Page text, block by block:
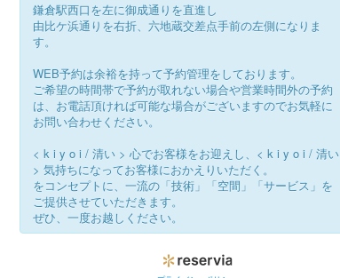
鎌倉駅西口を左に御成通りを直進し
由比ケ浜通りを右折、六地蔵交差点手前の左側になりま
す。
WEB予約は余裕を持って予約管理をしております。
ご希望の時間帯で予約が取れない場合や営業時間外の予約
は、お電話頂ければ可能な場合がございますのでお気軽に
お問い合わせください。
< k i y o i / 清い > 心でお客様をお迎えし、< k i y o i / 清い
> 気持ちになってお客様におかえりいただく。
をコンセプトに、一流の「技術」「空間」「サービス」を
ご提供させていただきます。
ぜひ、一度お越しください。